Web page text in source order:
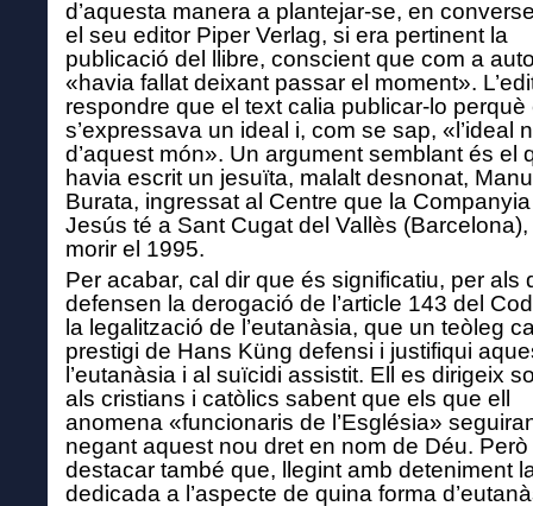
d’aquesta manera a plantejar-se, en
el seu editor Piper Verlag, si era pertinent la
publicació del llibre, conscient que com a
«havia fallat deixant passar el moment».
respondre que el text calia publicar-lo perquè
s’expressava un ideal i, com se sap, «l’ideal
d’aquest món». Un argumentsemblant és el
havia escrit un jesuïta, malalt desnonat,
Burata, ingressat al Centre que la
Jesús té a Sant Cugat de Vallès
morir el 1995.
Per acabar, cal dir que és significatiu, per als
defensen la derogació de l’article 143 del
la legalització de l’eutanàsia, que un teòleg
prestigi de Hans Küng defensi i justifiqui
l’eutanàsia i al suïcidi assistit. Ell es dirigeix
als cristians i catòlics sabent que els que ell
anomena «funcionaris de l’Església»
negant aquest nou dret en nom de Déu.
destacar també que, llegint amb deteniment
dedicada a l’aspecte de quina forma